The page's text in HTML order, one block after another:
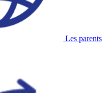
Les parents